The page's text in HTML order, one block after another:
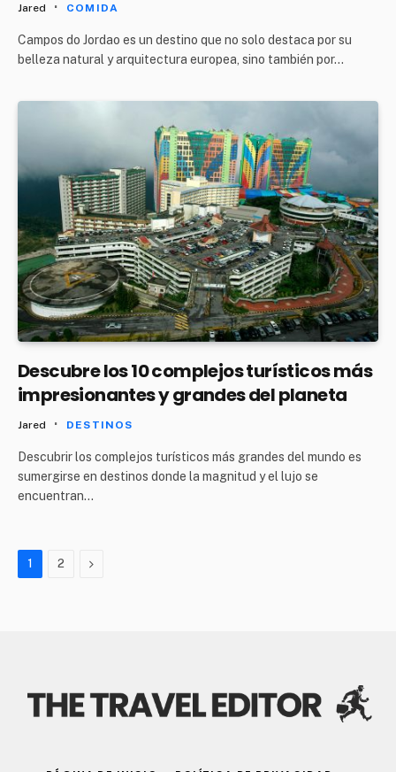
Jared COMIDA
Campos do Jordao es un destino que no solo destaca por su
belleza natural y arquitectura europea, sino también por…
Descubre los 10 complejos turísticos más
impresionantes y grandes del planeta
Jared DESTINOS
Descubrir los complejos turísticos más grandes del mundo es
sumergirse en destinos donde la magnitud y el lujo se
encuentran…
1 2 Next